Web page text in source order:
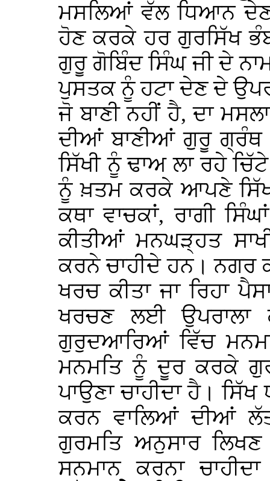
ਮਸਲਿਆਂ ਵੱਲ ਧਿਆਨ ਦੇਣਾ
ਹੋਣ ਕਰਕੇ ਹਰ ਗੁਰਸਿੱਖ
ਗੁਰੂ ਗੋਬਿੰਦ ਸਿੰਘ ਜੀ ਦੇ
ਪੁਸਤਕ ਨੂੰ ਹਟਾ ਦੇਣ ਦੇ
ਜੋ ਬਾਣੀ ਨਹੀਂ ਹੈ, ਦਾ
ਦੀਆਂ ਬਾਣੀਆਂ ਗੁਰੂ ਗ੍ਰੰਥ
ਸਿੱਖੀ ਨੂੰ ਢਾਅ ਲਾ ਰਹੇ
ਨੂੰ ਖ਼ਤਮ ਕਰਕੇ ਆਪਣੇ ਸਿੱਖ
ਕਥਾ ਵਾਚਕਾਂ, ਰਾਗੀ
ਕੀਤੀਆਂ ਮਨਘੜ੍ਹਤ
ਕਰਨੇ ਚਾਹੀਦੇ ਹਨ। ਨਗਰ
ਖਰਚ ਕੀਤਾ ਜਾ ਰਿਹਾ
ਖਰਚਣ ਲਈ ਉਪਰਾਲਾ
ਗੁਰੁਦਆਰਿਆਂ ਵਿੱਚ
ਮਨਮਤਿ ਨੂੰ ਦੂਰ ਕਰਕੇ
ਪਾਉਣਾ ਚਾਹੀਦਾ ਹੈ।
ਕਰਨ ਵਾਲਿਆਂ ਦੀਆਂ
ਗੁਰਮਤਿ ਅਨੁਸਾਰ ਲਿਖਣ
ਸਨਮਾਨ ਕਰਨਾ